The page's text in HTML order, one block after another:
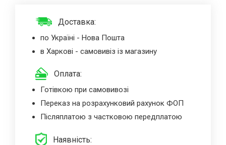
Доставка:
по Україні - Нова Пошта
в Харкові - самовивіз із магазину
Оплата:
Готівкою при самовивозі
Переказ на розрахунковий рахунок ФОП
Післяплатою з частковою передплатою
Наявність: